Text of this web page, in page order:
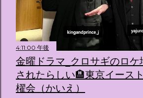
4:11:00 午後
金曜ドラマ_クロサギのロケ
されたらしい🏨東京イース
櫂会（かいえ）